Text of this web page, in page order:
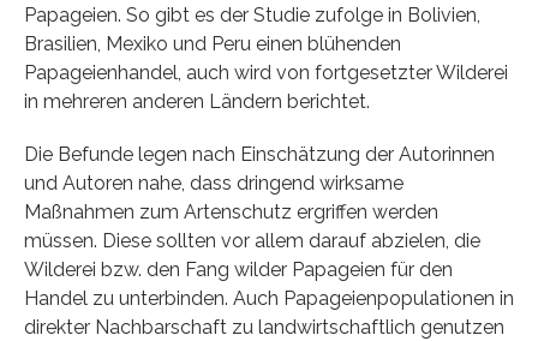
Papageien. So gibt es der Studie zufolge in Bolivien,
Brasilien, Mexiko und Peru einen blühenden
Papageienhandel, auch wird von fortgesetzter Wilderei
in mehreren anderen Ländern berichtet.
Die Befunde legen nach Einschätzung der Autorinnen
und Autoren nahe, dass dringend wirksame
Maßnahmen zum Artenschutz ergriffen werden
müssen. Diese sollten vor allem darauf abzielen, die
Wilderei bzw. den Fang wilder Papageien für den
Handel zu unterbinden. Auch Papageienpopulationen in
direkter Nachbarschaft zu landwirtschaftlich genutzen